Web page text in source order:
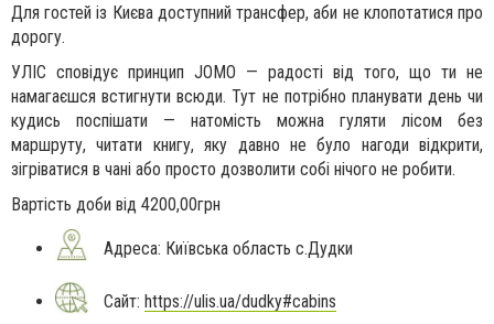
Для гостей із Києва доступний трансфер, аби не клопотатися про
дорогу.
УЛІС сповідує принцип JOMO — радості від того, що ти не
намагаєшся встигнути всюди. Тут не потрібно планувати день чи
кудись поспішати — натомість можна гуляти лісом без
маршруту, читати книгу, яку давно не було нагоди відкрити,
зігріватися в чані або просто дозволити собі нічого не робити.
Вартість доби від 4200,00грн
Адреса: Київська область с.Дудки
Сайт: https://ulis.ua/dudky#cabins